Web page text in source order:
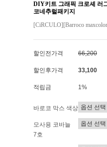
DIY키트 그래픽 크로셰 러
코네추럴패키지
[CiRCULO][Barroco
할인전가격 66,200
할인후가격 33,100
적립금 1%
바로코 막스 색상
모사용 코바늘
7호